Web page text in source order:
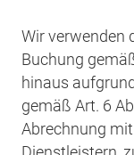
Wir verwenden
Buchung
hinaus
gemäß Art. 6
Abrechnung